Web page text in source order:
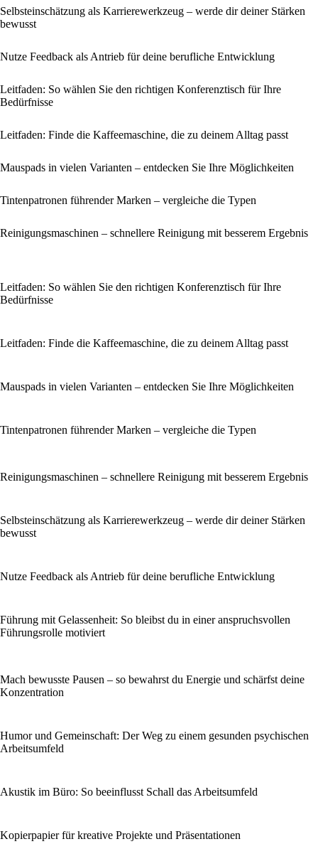
Selbsteinschätzung als Karrierewerkzeug – werde dir deiner Stärken
bewusst
Nutze Feedback als Antrieb für deine berufliche Entwicklung
Leitfaden: So wählen Sie den richtigen Konferenztisch für Ihre
Bedürfnisse
Leitfaden: Finde die Kaffeemaschine, die zu deinem Alltag passt
Mauspads in vielen Varianten – entdecken Sie Ihre Möglichkeiten
Tintenpatronen führender Marken – vergleiche die Typen
Reinigungsmaschinen – schnellere Reinigung mit besserem Ergebnis
Leitfaden: So wählen Sie den richtigen Konferenztisch für Ihre
Bedürfnisse
Leitfaden: Finde die Kaffeemaschine, die zu deinem Alltag passt
Mauspads in vielen Varianten – entdecken Sie Ihre Möglichkeiten
Tintenpatronen führender Marken – vergleiche die Typen
Reinigungsmaschinen – schnellere Reinigung mit besserem Ergebnis
Selbsteinschätzung als Karrierewerkzeug – werde dir deiner Stärken
bewusst
Nutze Feedback als Antrieb für deine berufliche Entwicklung
Führung mit Gelassenheit: So bleibst du in einer anspruchsvollen
Führungsrolle motiviert
Mach bewusste Pausen – so bewahrst du Energie und schärfst deine
Konzentration
Humor und Gemeinschaft: Der Weg zu einem gesunden psychischen
Arbeitsumfeld
Akustik im Büro: So beeinflusst Schall das Arbeitsumfeld
Kopierpapier für kreative Projekte und Präsentationen